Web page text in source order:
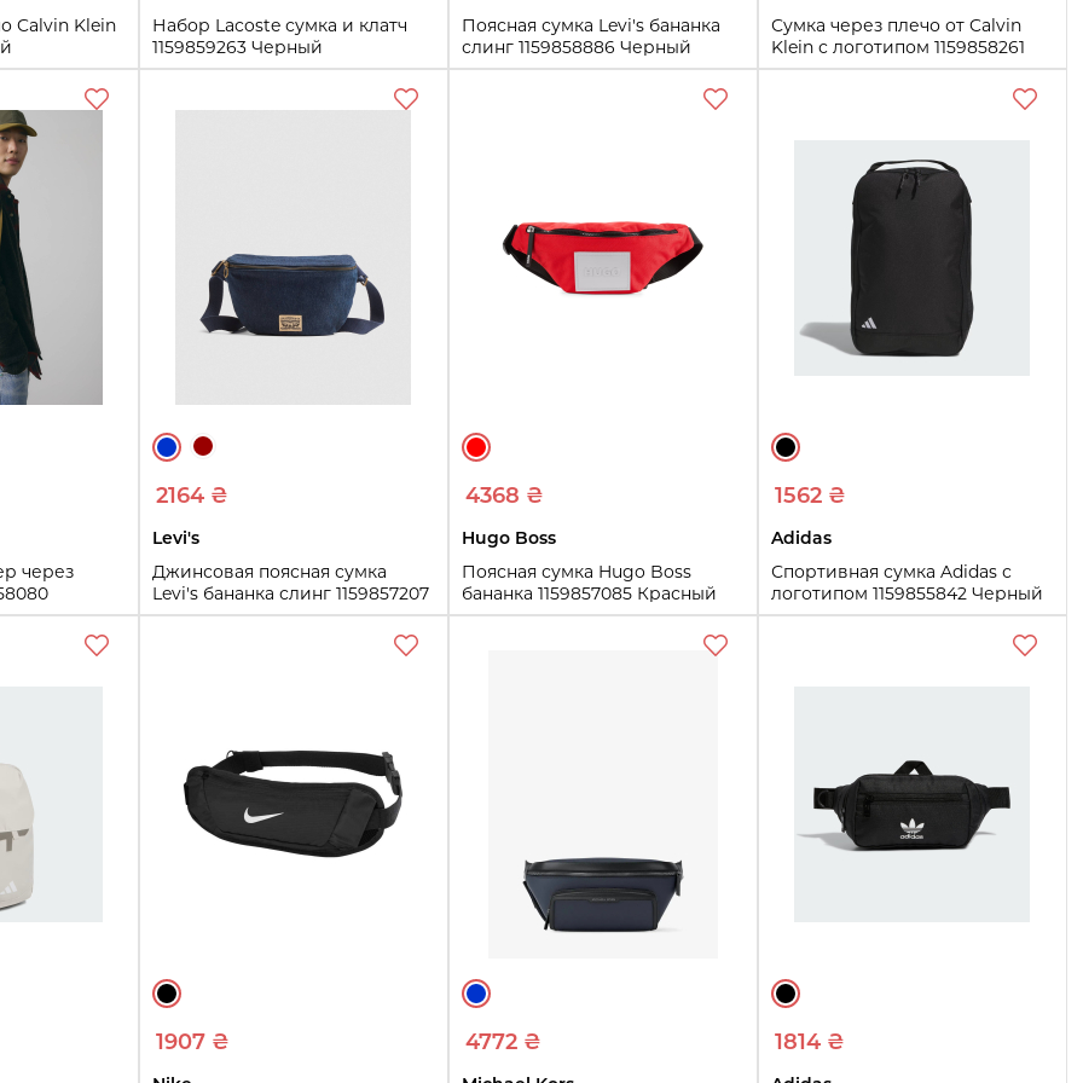
Calvin Klein
Набор Lacoste сумка и клатч
1159859263 Черный
Поясная сумка Levi's бананка
слинг 1159858886 Черный
Сумка через плечо от Calvin
Klein с логотипом 1159858261
Красный
Купить
через
2164 ₴
Levi's
Джинсовая поясная сумка
Levi's бананка слинг 1159857207
Синий
4368 ₴
Hugo Boss
Поясная сумка Hugo Boss
бананка 1159857085 Красный
1562 ₴
Adidas
Спортивная сумка Adidas с
логотипом 1159855842 Черный
1907 ₴ 4772 ₴ 1814 ₴